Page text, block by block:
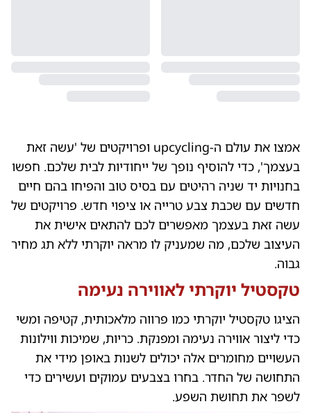
אמצו את עולם ה-upcycling ופרויקטים של 'עשה זאת
בעצמך', כדי להוסיף נופך של ייחודיות לבית שלכם. חפשו
בחנויות יד שניה רהיטים עם בסיס טוב והפיחו בהם חיים
חדשים עם שכבת צבע טרייה או ציפוי חדש. פרויקטים של
עשה זאת בעצמך מאפשרים לכם להתאים אישית את
העיצוב שלכם, מה שמעניק לו מראה יוקרתי ללא תג מחיר
גבוה.
טקסטיל יוקרתי לאווירה נעימה
הציגו טקסטיל יוקרתי כמו פרווה מלאכותית, קטיפה ומשי
כדי ליצור אווירה נעימה ומפנקת. כריות, שמיכות ווילונות
העשויים מחומרים אלה יכולים לשנות באופן מידי את
התחושה של החדר. בחרו בצבעים עמוקים ועשירים כדי
לשפר את תחושת השפע.